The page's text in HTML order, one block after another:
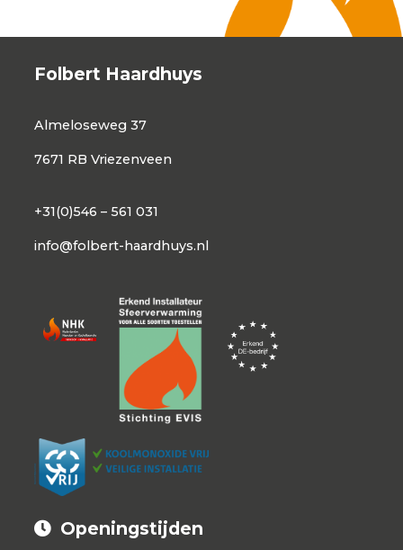
Folbert Haardhuys
Almeloseweg 37
7671 RB Vriezenveen
+31(0)546 – 561 031
info@folbert-haardhuys.nl
Openingstijden